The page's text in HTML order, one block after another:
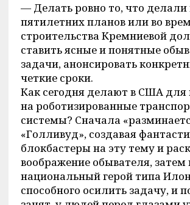
— Делать ровно то, что делали
пятилетних планов или во
строительства Кремниевой
ставить ясные и понятные
задачи, анонсировать
четкие сроки.
Как сегодня делают в США для
на роботизированные
системы? Сначала
«Голливуд», создавая
блокбастеры на эту тему и
воображение обывателя, затем
национальный герой типа
способного осилить задачу, и